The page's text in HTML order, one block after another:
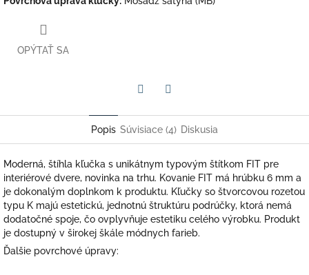
OPÝTAŤ SA
Popis Súvisiace (4) Diskusia
Moderná, štíhla kľučka s unikátnym typovým štítkom FIT pre
interiérové ​​dvere, novinka na trhu. Kovanie FIT má hrúbku 6 mm a
je dokonalým doplnkom k produktu. Kľučky so štvorcovou rozetou
typu K majú estetickú, jednotnú štruktúru podrúčky, ktorá nemá
dodatočné spoje, čo ovplyvňuje estetiku celého výrobku. Produkt
je dostupný v širokej škále módnych farieb.
Ďalšie povrchové úpravy: